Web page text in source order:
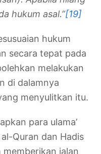
hukum asal.”[19]
hukum
secara tepat pada
melakukan
di dalamnya
menyulitkan itu.
para ulama’
Quran dan Hadis
jalan